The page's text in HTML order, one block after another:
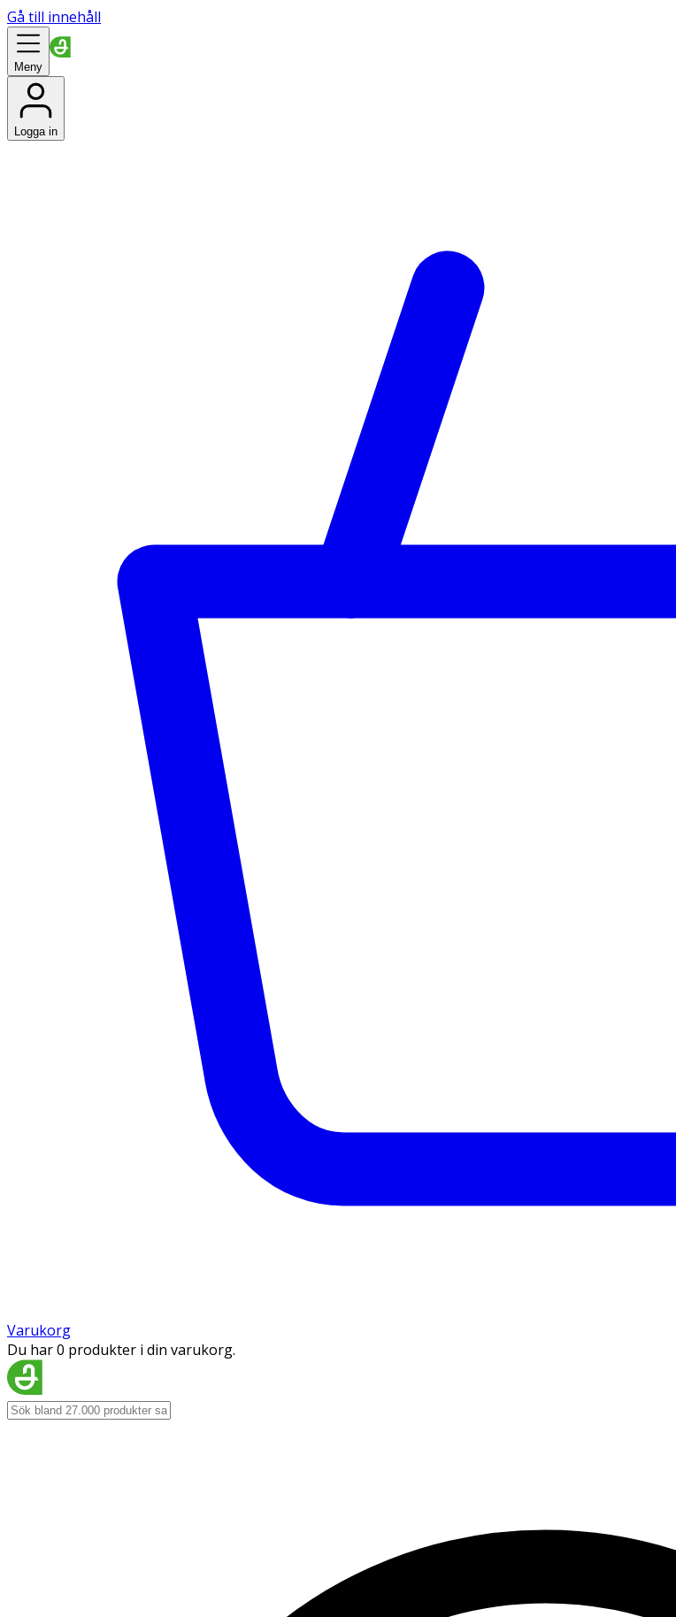
Gå till innehåll
Meny
Logga in
Varukorg
Du har 0 produkter i din varukorg.